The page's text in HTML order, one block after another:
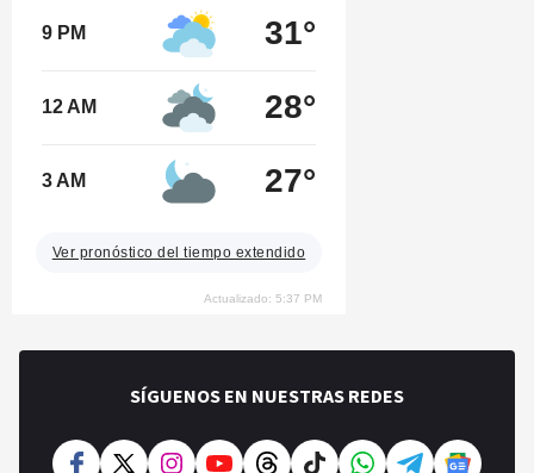
9 PM 31°
12 AM 28°
3 AM 27°
Ver pronóstico del tiempo extendido
Actualizado: 5:37 PM
SÍGUENOS EN NUESTRAS REDES